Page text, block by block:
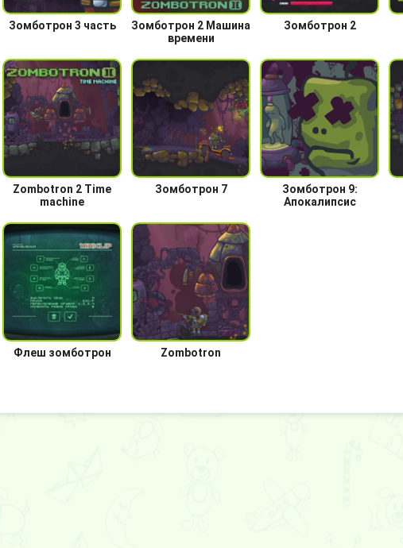
Зомботрон 3 часть
Зомботрон 2 Машина
времени
Зомботрон 2
Zombotron 2 Time
machine
Зомботрон 7
Зомботрон 9:
Апокалипсис
Флеш зомботрон Zombotron